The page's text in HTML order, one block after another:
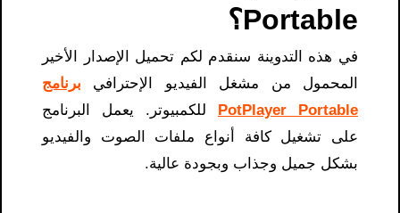
Portable؟
في هذه التدوينة سنقدم لكم تحميل الإصدار الأخير
المحمول من مشغل الفيديو الإحترافي
برنامج
PotPlayer Portable
للكمبيوتر. يعمل البرنامج
على تشغيل كافة أنواع ملفات الصوت والفيديو
بشكل جميل وجذاب وبجودة عالية.